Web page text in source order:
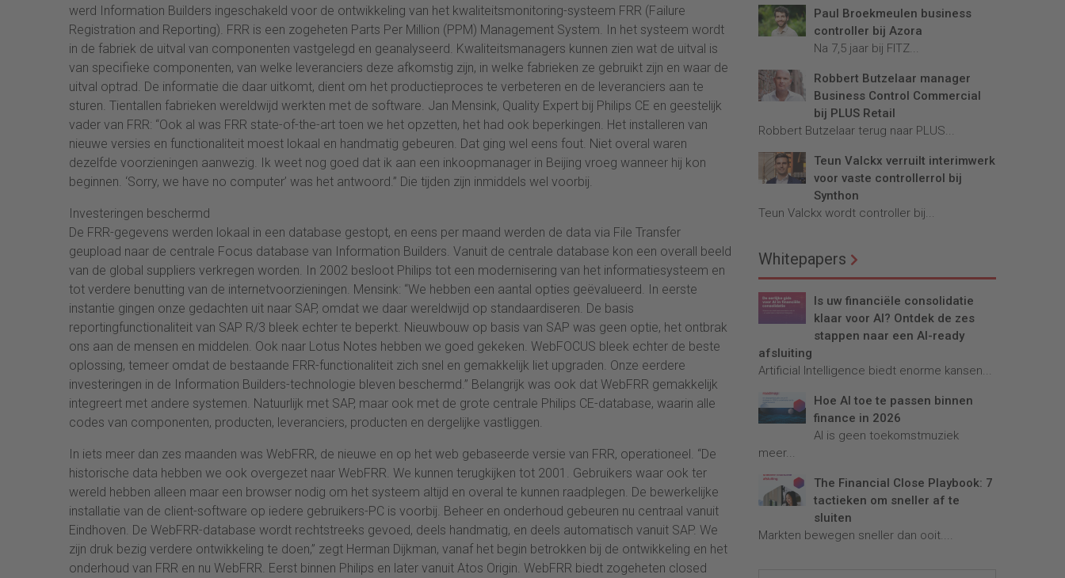
werd Information Builders ingeschakeld voor de ontwikkeling van het kwaliteitsmonitoring-systeem FRR (Failure
Registration and Reporting). FRR is een zogeheten Parts Per Million (PPM) Management System. In het systeem wordt
in de fabriek de uitval van componenten vastgelegd en geanalyseerd. Kwaliteitsmanagers kunnen zien wat de uitval is
van specifieke componenten, van welke leveranciers deze afkomstig zijn, in welke fabrieken ze gebruikt zijn en waar de
uitval optrad. De informatie die daar uitkomt, dient om het productieproces te verbeteren en de leveranciers aan te
sturen. Tientallen fabrieken wereldwijd werkten met de software. Jan Mensink, Quality Expert bij Philips CE en geestelijk
vader van FRR: “Ook al was FRR state-of-the-art toen we het opzetten, het had ook beperkingen. Het installeren van
nieuwe versies en functionaliteit moest lokaal en handmatig gebeuren. Dat ging wel eens fout. Niet overal waren
dezelfde voorzieningen aanwezig. Ik weet nog goed dat ik aan een inkoopmanager in Beijing vroeg wanneer hij kon
beginnen. ‘Sorry, we have no computer’ was het antwoord.” Die tijden zijn inmiddels wel voorbij.
Investeringen beschermd
De FRR-gegevens werden lokaal in een database gestopt, en eens per maand werden de data via File Transfer
geupload naar de centrale Focus database van Information Builders. Vanuit de centrale database kon een overall beeld
van de global suppliers verkregen worden. In 2002 besloot Philips tot een modernisering van het informatiesysteem en
tot verdere benutting van de internetvoorzieningen. Mensink: “We hebben een aantal opties geëvalueerd. In eerste
instantie gingen onze gedachten uit naar SAP, omdat we daar wereldwijd op standaardiseren. De basis
reportingfunctionaliteit van SAP R/3 bleek echter te beperkt. Nieuwbouw op basis van SAP was geen optie, het ontbrak
ons aan de mensen en middelen. Ook naar Lotus Notes hebben we goed gekeken. WebFOCUS bleek echter de beste
oplossing, temeer omdat de bestaande FRR-functionaliteit zich snel en gemakkelijk liet upgraden. Onze eerdere
investeringen in de Information Builders-technologie bleven beschermd.” Belangrijk was ook dat WebFRR gemakkelijk
integreert met andere systemen. Natuurlijk met SAP, maar ook met de grote centrale Philips CE-database, waarin alle
codes van componenten, producten, leveranciers, producten en dergelijke vastliggen.
In iets meer dan zes maanden was WebFRR, de nieuwe en op het web gebaseerde versie van FRR, operationeel. “De
historische data hebben we ook overgezet naar WebFRR. We kunnen terugkijken tot 2001. Gebruikers waar ook ter
wereld hebben alleen maar een browser nodig om het systeem altijd en overal te kunnen raadplegen. De bewerkelijke
installatie van de client-software op iedere gebruikers-PC is voorbij. Beheer en onderhoud gebeuren nu centraal vanuit
Eindhoven. De WebFRR-database wordt rechtstreeks gevoed, deels handmatig, en deels automatisch vanuit SAP. We
zijn druk bezig verdere ontwikkeling te doen,” zegt Herman Dijkman, vanaf het begin betrokken bij de ontwikkeling en het
onderhoud van FRR en nu WebFRR. Eerst binnen Philips en later vanuit Atos Origin. WebFRR biedt zogeheten closed
Paul Broekmeulen business
controller bij Azora
Na 7,5 jaar bij FITZ...
Robbert Butzelaar manager
Business Control Commercial
bij PLUS Retail
Robbert Butzelaar terug naar PLUS...
Teun Valckx verruilt interimwerk
voor vaste controllerrol bij
Synthon
Teun Valckx wordt controller bij...
Whitepapers
Is uw financiële consolidatie
klaar voor AI? Ontdek de zes
stappen naar een AI-ready
afsluiting
Artificial Intelligence biedt enorme kansen...
Hoe AI toe te passen binnen
finance in 2026
AI is geen toekomstmuziek
meer...
The Financial Close Playbook: 7
tactieken om sneller af te
sluiten
Markten bewegen sneller dan ooit....